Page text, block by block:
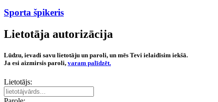
Sporta špikeris
Lietotāja autorizācija
Lūdzu, ievadi savu lietotāju un paroli, un mēs Tevi ielaidīsim iekšā.
Ja esi aizmirsis paroli, varam palīdzēt.
Lietotājs: